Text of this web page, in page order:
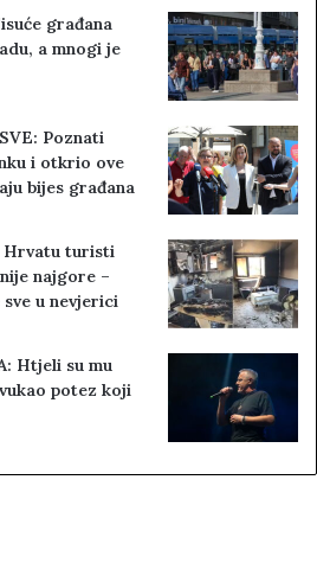
građana
a mnogi je
Poznati
i otkrio ove
bijes građana
Hrvatu turisti
najgore –
u nevjerici
Htjeli su mu
potez koji